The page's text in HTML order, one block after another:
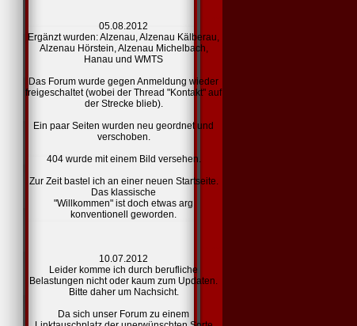
05.08.2012
Ergänzt wurden:Alzenau,Alzenau Kälberau,
Alzenau Hörstein,Alzenau Michelbach,
Hanau und WMTS
Das Forum wurde gegen Anmeldung wieder
freigeschaltet (wobei der Thread "Kontakt" auf
der Strecke blieb).
Ein paar Seiten wurden neu geordnet und
verschoben.
404wurde mit einem Bild versehen.
Zur Zeit bastel ich an einer neuen Startseite.
Das klassische
"Willkommen" ist doch etwas arg
konventionell geworden.
10.07.2012
Leider komme ich durch berufliche
Belastungen nicht oder kaum zum Updaten.
Bitte daher um Nachsicht.
Da sich unser Forum zu einem